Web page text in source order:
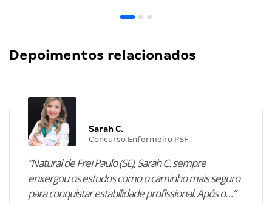
Depoimentos relacionados
Sarah C.
Concurso Enfermeiro PSF
“Natural de Frei Paulo (SE), Sarah C. sempre
enxergou os estudos como o caminho mais seguro
para conquistar estabilidade profissional. Após o…”